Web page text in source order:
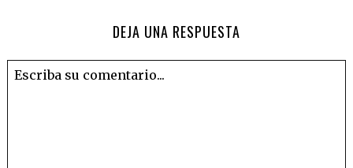
DEJA UNA RESPUESTA